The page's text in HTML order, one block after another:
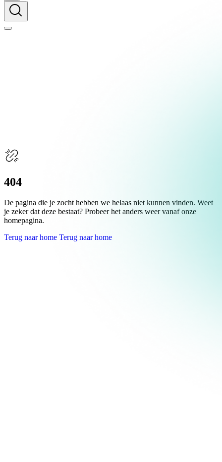
404
De pagina die je zocht hebben we helaas niet kunnen vinden. Weet
je zeker dat deze bestaat? Probeer het anders weer vanaf onze
homepagina.
Terug naar home Terug naar home